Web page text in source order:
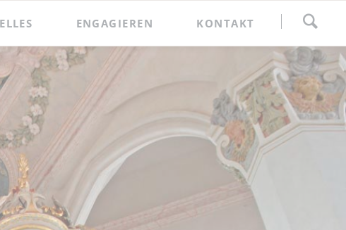
überspringen
ENGAGIEREN
Spenden
Förderkreis
KONTAKT